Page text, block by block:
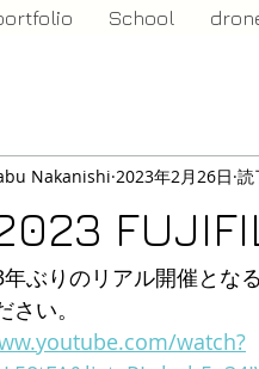
School
Nakanishi 2023年2月26日 読
ぶりのリアル開催とな
い。
watch?